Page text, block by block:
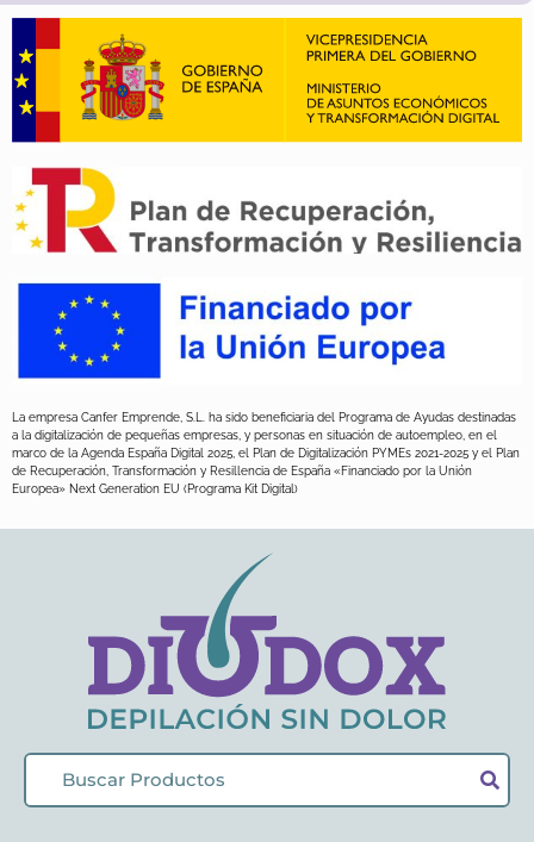
La empresa Canfer Emprende, S.L. ha sido beneficiaria del Programa de Ayudas destinadas
a la digitalización de pequeñas empresas, y personas en situación de autoempleo, en el
marco de la Agenda España Digital 2025, el Plan de Digitalización PYMEs 2021-2025 y el Plan
de Recuperación, Transformación y Resillencia de España «Financiado por la Unión
Europea» Next Generation EU (Programa Kit Digital)